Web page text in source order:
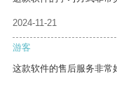
2024-11-21
游客
这款软件的售后服务非常